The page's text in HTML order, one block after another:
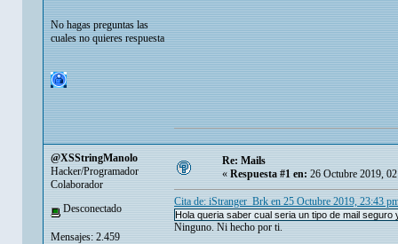
No hagas preguntas las
cuales no quieres respuesta
@XSStringManolo
Hacker/Programador
Colaborador
Desconectado
Mensajes: 2.459
Re: Mails
« Respuesta #1 en: 26 Octubre 2019,
Cita de: iStranger_Brk en 25 Octubre 2019, 23:43
Hola queria saber cual seria un tipo de mail
Ninguno. Ni hecho por ti.